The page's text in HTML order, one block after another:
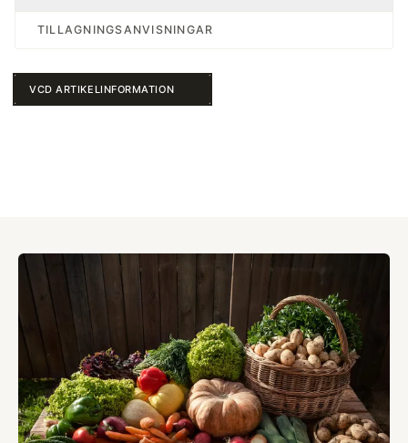
TILLAGNINGSANVISNINGAR
VCD ARTIKELINFORMATION